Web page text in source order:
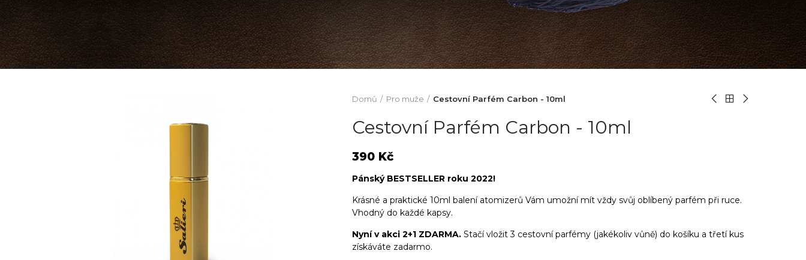
Domů Pro muže Cestovní Parfém Carbon - 10ml
Cestovní Parfém Carbon - 10ml
390 Kč
Pánský BESTSELLER roku 2022!
Krásné a praktické 10ml balení atomizerů Vám umožní mít vždy svůj oblíbený parfém při ruce.
Vhodný do každé kapsy.
Nyní v akci 2+1 ZDARMA. Stačí vložit 3 cestovní parfémy (jakékoliv vůně) do košíku a třetí kus
získáváte zadarmo.